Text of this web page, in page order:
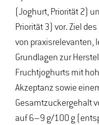
(Joghurt, Priorität 2)
Priorität 3) vor. Ziel
von praxisrelevanten,
Grundlagen zur
Fruchtjoghurts mit
Akzeptanz sowie
Gesamtzuckergehalt
auf 6–9 g/100 g